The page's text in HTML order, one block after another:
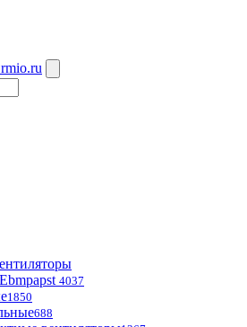
Ebmpapst 4037
1850
688